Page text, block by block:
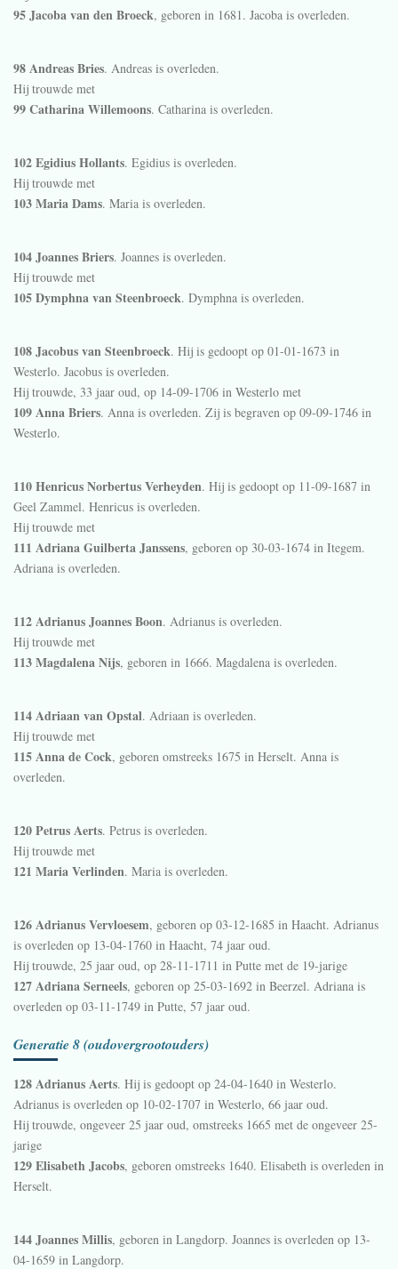
95 Jacoba van den Broeck, geboren in 1681. Jacoba is overleden.
98 Andreas Bries. Andreas is overleden.
Hij trouwde met
99 Catharina Willemoons. Catharina is overleden.
102 Egidius Hollants. Egidius is overleden.
Hij trouwde met
103 Maria Dams. Maria is overleden.
104 Joannes Briers. Joannes is overleden.
Hij trouwde met
105 Dymphna van Steenbroeck. Dymphna is overleden.
108 Jacobus van Steenbroeck. Hij is gedoopt op 01-01-1673 in
Westerlo. Jacobus is overleden.
Hij trouwde, 33 jaar oud, op 14-09-1706 in Westerlo met
109 Anna Briers. Anna is overleden. Zij is begraven op 09-09-1746 in
Westerlo.
110 Henricus Norbertus Verheyden. Hij is gedoopt op 11-09-1687 in
Geel Zammel. Henricus is overleden.
Hij trouwde met
111 Adriana Guilberta Janssens, geboren op 30-03-1674 in Itegem.
Adriana is overleden.
112 Adrianus Joannes Boon. Adrianus is overleden.
Hij trouwde met
113 Magdalena Nijs, geboren in 1666. Magdalena is overleden.
114 Adriaan van Opstal. Adriaan is overleden.
Hij trouwde met
115 Anna de Cock, geboren omstreeks 1675 in Herselt. Anna is
overleden.
120 Petrus Aerts. Petrus is overleden.
Hij trouwde met
121 Maria Verlinden. Maria is overleden.
126 Adrianus Vervloesem, geboren op 03-12-1685 in Haacht. Adrianus
is overleden op 13-04-1760 in Haacht, 74 jaar oud.
Hij trouwde, 25 jaar oud, op 28-11-1711 in Putte met de 19-jarige
127 Adriana Serneels, geboren op 25-03-1692 in Beerzel. Adriana is
overleden op 03-11-1749 in Putte, 57 jaar oud.
Generatie 8 (oudovergrootouders)
128 Adrianus Aerts. Hij is gedoopt op 24-04-1640 in Westerlo.
Adrianus is overleden op 10-02-1707 in Westerlo, 66 jaar oud.
Hij trouwde, ongeveer 25 jaar oud, omstreeks 1665 met de ongeveer 25-
jarige
129 Elisabeth Jacobs, geboren omstreeks 1640. Elisabeth is overleden in
Herselt.
144 Joannes Millis, geboren in Langdorp. Joannes is overleden op 13-
04-1659 in Langdorp.